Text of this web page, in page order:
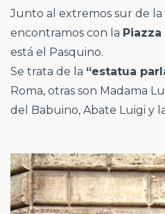
Junto al extremos sur de la
encontramos con la
está el Pasquino.
Se trata de la “estatua
Roma, otras son Madama
del Babuino, Abate Luigi y